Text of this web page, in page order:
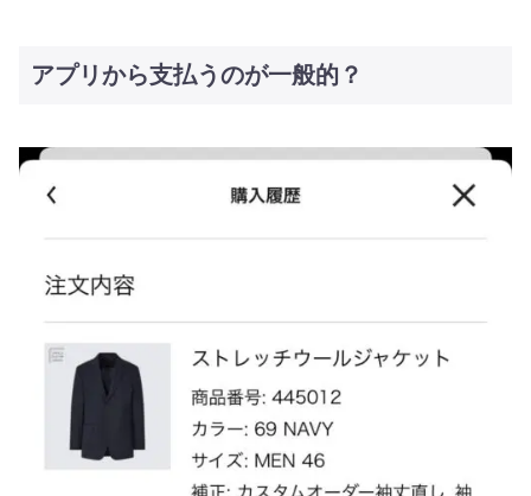
アプリから支払うのが一般的？